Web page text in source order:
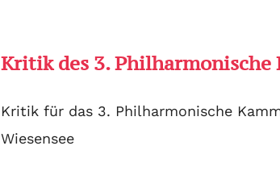
Kritik des 3. Philharmonische
Kritik für das 3. Philharmonische
Wiesensee